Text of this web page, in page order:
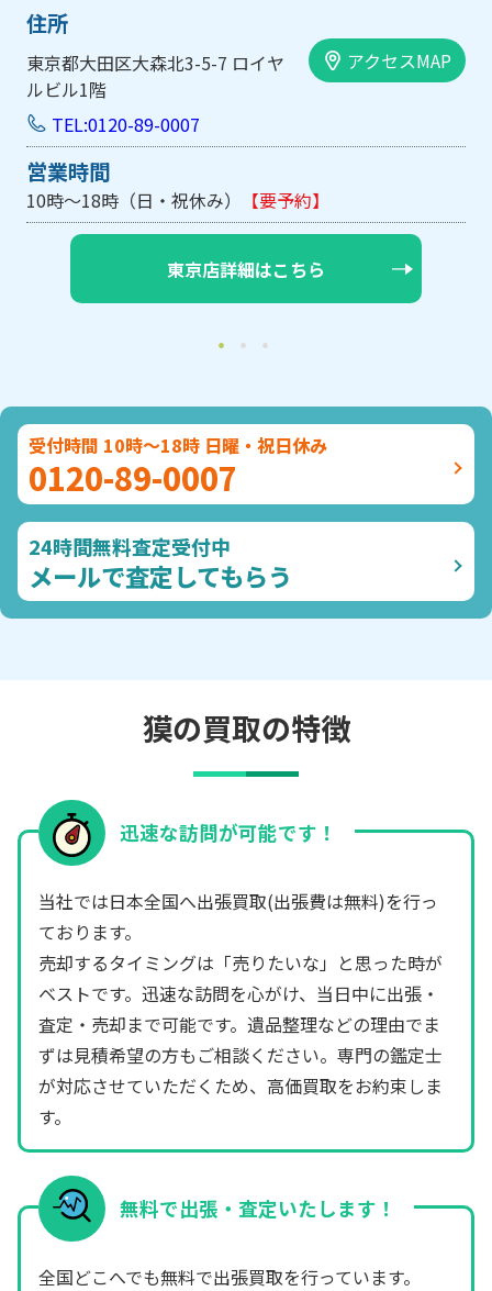
住所
東京都大田区大森北3-5-7 ロイヤ
ルビル1階
アクセスMAP
TEL:0120-89-0007
営業時間
10時～18時（日・祝休み） 【要予約】
東京店詳細はこちら
受付時間 10時～18時 日曜・祝日休み
0120-89-0007
24時間無料査定受付中
メールで査定してもらう
獏の買取の特徴
迅速な訪問が可能です！
当社では日本全国へ出張買取(出張費は無料)を行っ
ております。
売却するタイミングは「売りたいな」と思った時が
ベストです。迅速な訪問を心がけ、当日中に出張・
査定・売却まで可能です。遺品整理などの理由でま
ずは見積希望の方もご相談ください。専門の鑑定士
が対応させていただくため、高価買取をお約束しま
す。
無料で出張・査定いたします！
全国どこへでも無料で出張買取を行っています。